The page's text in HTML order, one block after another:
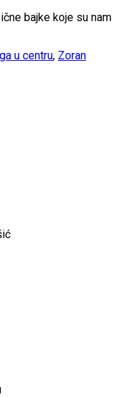
bajke koje su nam
u centru, Zoran